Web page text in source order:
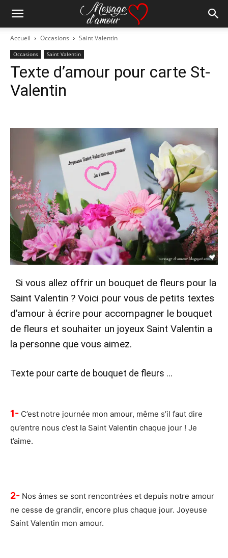
Accueil Occasions Saint Valentin
Occasions Saint Valentin
Texte d’amour pour carte St-
Valentin
Si vous allez offrir un bouquet de fleurs pour la
Saint Valentin ? Voici pour vous de petits textes
d’amour à écrire pour accompagner le bouquet
de fleurs et souhaiter un joyeux Saint Valentin a
la personne que vous aimez.
Texte pour carte de bouquet de fleurs …
1- C’est notre journée mon amour, même s’il faut dire
qu’entre nous c’est la Saint Valentin chaque jour ! Je
t’aime.
2- Nos âmes se sont rencontrées et depuis notre amour
ne cesse de grandir, encore plus chaque jour. Joyeuse
Saint Valentin mon amour.